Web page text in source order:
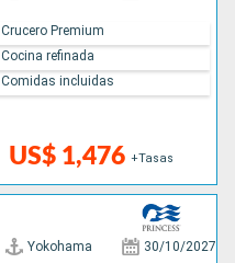
US$ 1,476 +Tasas
Crucero Premium
Cocina refinada
Comidas incluidas
Yokohama 30/10/2027